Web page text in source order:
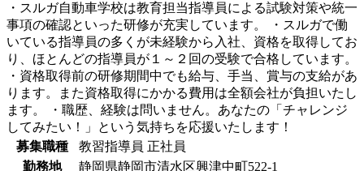
・スルガ自動車学校は教育担当指導員による試験対策や統一
事項の確認といった研修が充実しています。 ・スルガで働
いている指導員の多くが未経験から入社、資格を取得してお
り、ほとんどの指導員が１～２回の受験で合格しています。
・資格取得前の研修期間中でも給与、手当、賞与の支給があ
ります。また資格取得にかかる費用は全額会社が負担いたし
ます。 ・職歴、経験は問いません。あなたの「チャレンジ
してみたい！」という気持ちを応援いたします！
募集職種
教習指導員 正社員
勤務地
静岡県静岡市清水区興津中町522-1